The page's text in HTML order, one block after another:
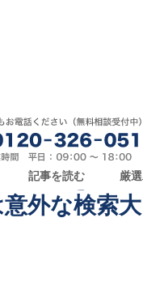
記事を読む 厳
ハルシネーション
耐性を実務
外な検索大